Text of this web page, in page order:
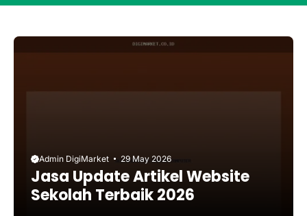
Admin DigiMarket 29 May 2026
Jasa Update Artikel Website
Sekolah Terbaik 2026